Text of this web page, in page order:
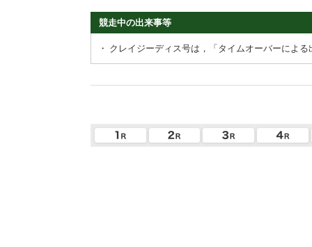
競走中の出来事等
・ クレイジーディス号は，「タイムオーバーによ